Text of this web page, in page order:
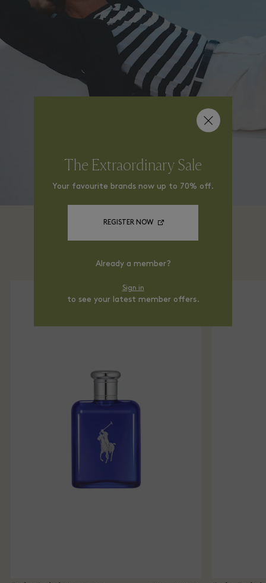
The Extraordinary Sale
Your favourite brands now up to 70% off.
REGISTER NOW
Already a member?
Sign in
to see your latest member offers.